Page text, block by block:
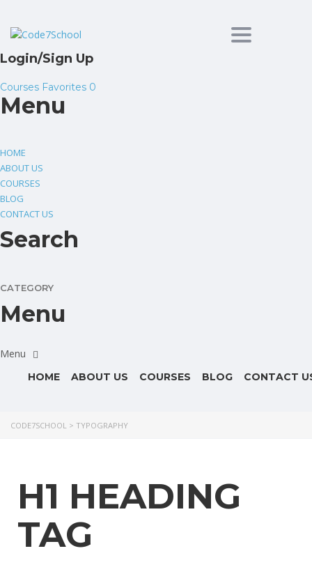
Toggle
Login/Sign Up
Courses Favorites 0
Menu
HOME
ABOUT US
COURSES
BLOG
CONTACT US
Search
CATEGORY
Menu
HOME ABOUT US COURSES BLOG CONTACT
CODE7SCHOOL > TYPOGRAPHY
H1 HEADING
TAG